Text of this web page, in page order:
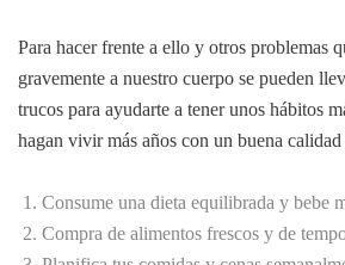
Para hacer frente a ello y otros problemas
gravemente a nuestro cuerpo se pueden
trucos para ayudarte a tener unos hábitos
hagan vivir más años con un buena
Consume una dieta equilibrada y bebe
Compra de alimentos frescos y de